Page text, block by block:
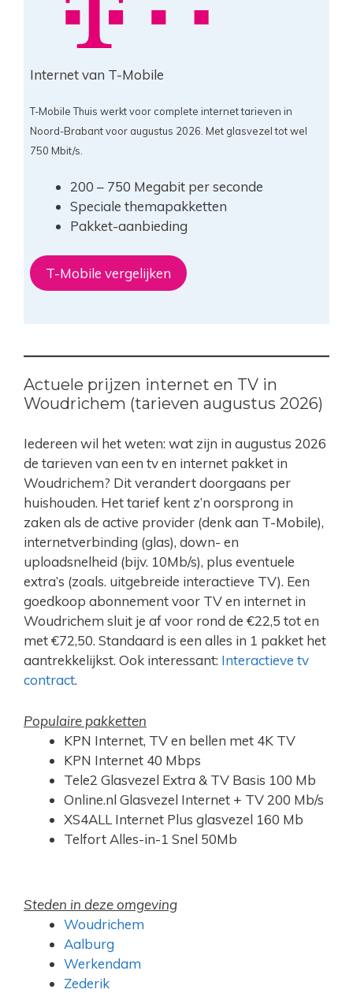
Internet van T-Mobile
T-Mobile Thuis werkt voor complete internet tarieven in
Noord-Brabant voor augustus 2026. Met glasvezel tot wel
750 Mbit/s.
200 – 750 Megabit per seconde
Speciale themapakketten
Pakket-aanbieding
T-Mobile vergelijken
Actuele prijzen internet en TV in
Woudrichem (tarieven augustus 2026)
Iedereen wil het weten: wat zijn in augustus 2026
de tarieven van een tv en internet pakket in
Woudrichem? Dit verandert doorgaans per
huishouden. Het tarief kent z’n oorsprong in
zaken als de active provider (denk aan T-Mobile),
internetverbinding (glas), down- en
uploadsnelheid (bijv. 10Mb/s), plus eventuele
extra’s (zoals. uitgebreide interactieve TV). Een
goedkoop abonnement voor TV en internet in
Woudrichem sluit je af voor rond de €22,5 tot en
met €72,50. Standaard is een alles in 1 pakket het
aantrekkelijkst. Ook interessant: Interactieve tv
contract.
Populaire pakketten
KPN Internet, TV en bellen met 4K TV
KPN Internet 40 Mbps
Tele2 Glasvezel Extra & TV Basis 100 Mb
Online.nl Glasvezel Internet + TV 200 Mb/s
XS4ALL Internet Plus glasvezel 160 Mb
Telfort Alles-in-1 Snel 50Mb
Steden in deze omgeving
Woudrichem
Aalburg
Werkendam
Zederik